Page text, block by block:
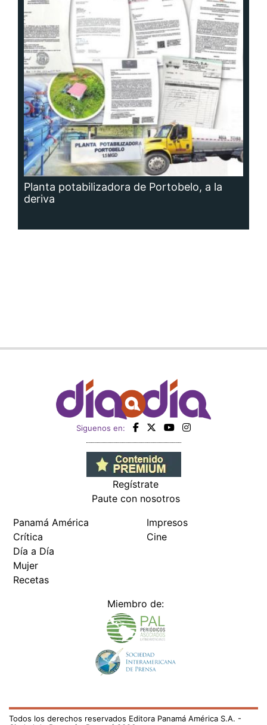
Planta potabilizadora de Portobelo, a la
deriva
Siguenos en:
Regístrate
Paute con nosotros
Panamá América
Crítica
Día a Día
Mujer
Recetas
Impresos
Cine
Miembro de:
Todos los derechos reservados Editora Panamá América S.A. -